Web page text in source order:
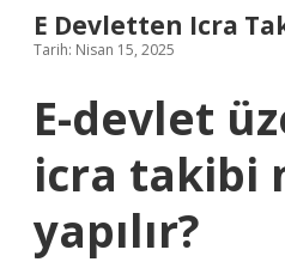
E Devletten Icra
Tarih: Nisan 15, 2025
E-devlet
icra takibi
yapılır?